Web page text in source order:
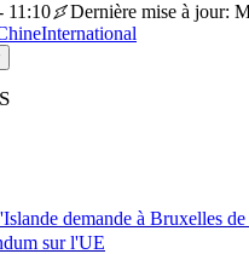
11:10
Dernière mise à jour:
International
demande à Bruxelles de
sur l'UE